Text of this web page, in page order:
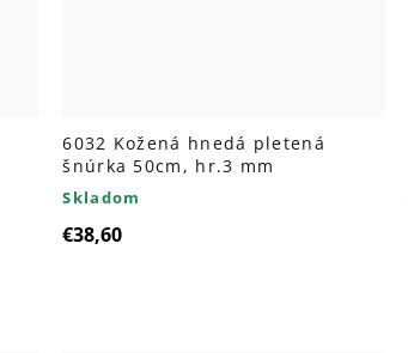
6032 Kožená hnedá pletená
šnúrka 50cm, hr.3 mm
Skladom
€38,60